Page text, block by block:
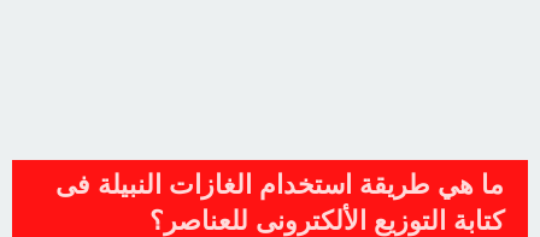
ما هي طريقة استخدام الغازات النبيلة فى
كتابة التوزيع الألكترونى للعناصر؟